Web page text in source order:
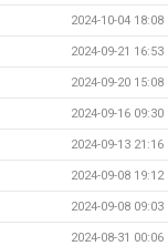
2024-10-04 18:08
2024-09-21 16:53
2024-09-20 15:08
2024-09-16 09:30
2024-09-13 21:16
2024-09-08 19:12
2024-09-08 09:03
2024-08-31 00:06